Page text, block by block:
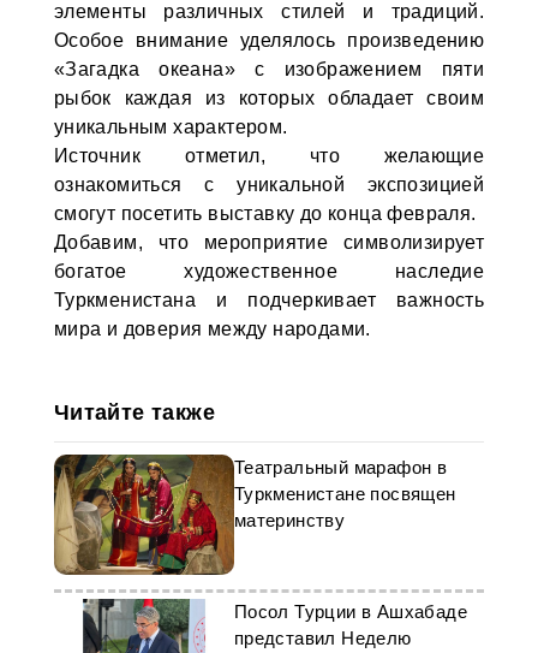
элементы различных стилей и традиций.
Особое внимание уделялось произведению
«Загадка океана» с изображением пяти
рыбок каждая из которых обладает своим
уникальным характером.
Источник отметил, что желающие
ознакомиться с уникальной экспозицией
смогут посетить выставку до конца февраля.
Добавим, что мероприятие символизирует
богатое художественное наследие
Туркменистана и подчеркивает важность
мира и доверия между народами.
Читайте также
Театральный марафон в
Туркменистане посвящен
материнству
Посол Турции в Ашхабаде
представил Неделю